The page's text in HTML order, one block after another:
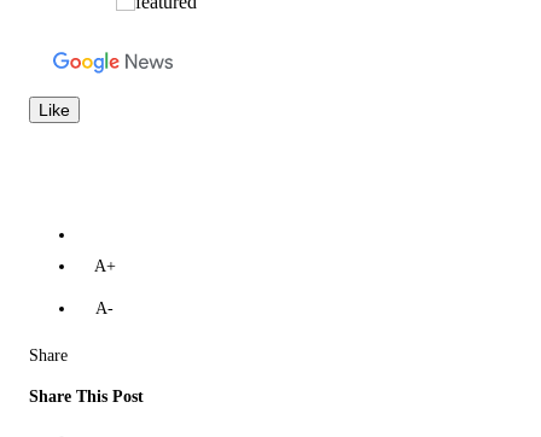
Like
A+
A-
Share
Share This Post